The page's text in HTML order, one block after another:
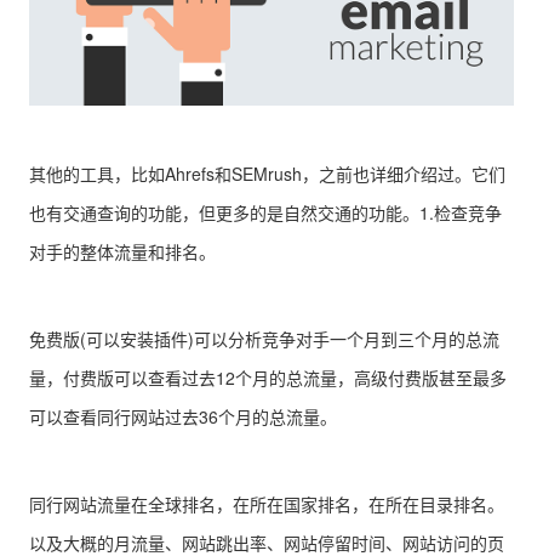
其他的工具，比如Ahrefs和SEMrush，之前也详细介绍过。它们
也有交通查询的功能，但更多的是自然交通的功能。1.检查竞争
对手的整体流量和排名。
免费版(可以安装插件)可以分析竞争对手一个月到三个月的总流
量，付费版可以查看过去12个月的总流量，高级付费版甚至最多
可以查看同行网站过去36个月的总流量。
同行网站流量在全球排名，在所在国家排名，在所在目录排名。
以及大概的月流量、网站跳出率、网站停留时间、网站访问的页